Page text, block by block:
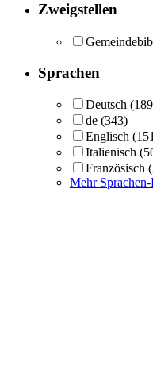
Zweigstellen
Sprachen
Deutsch
de (343)
Englisch
Italienisch
Französisch
Mehr